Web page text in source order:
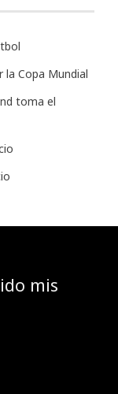
Copa Mundial
toma el
mis